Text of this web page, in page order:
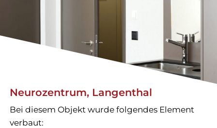
Neurozentrum, Langenthal
Bei diesem Objekt wurde folgendes Element
verbaut: